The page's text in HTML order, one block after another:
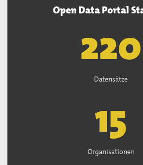
Open Data Portal
221
Datensätze
15
Organisationen